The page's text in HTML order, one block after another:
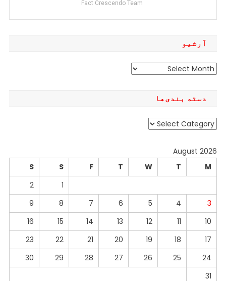
Fact Crescendo Team
آرشیو
آرشیو
دسته بندی‌ها
دسته
August 2026
M
T
W
T
F
S
S
1
2
3
4
5
6
7
8
9
10
11
12
13
14
15
16
17
18
19
20
21
22
23
24
25
26
27
28
29
30
31